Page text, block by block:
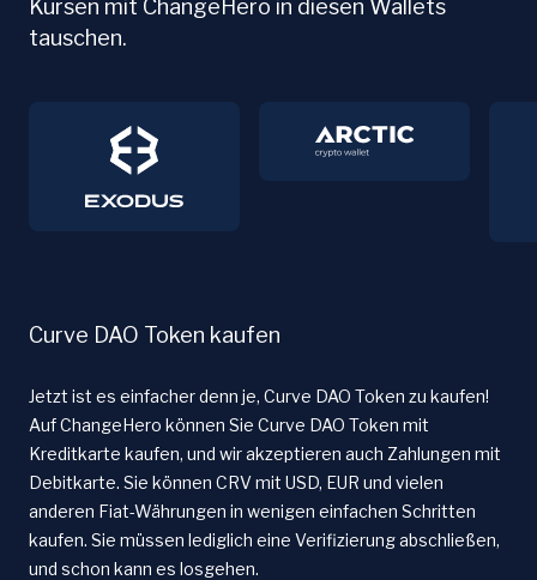
Kursen mit ChangeHero in diesen Wallets
tauschen.
Curve DAO Token kaufen
Jetzt ist es einfacher denn je, Curve DAO Token zu kaufen!
Auf ChangeHero können Sie Curve DAO Token mit
Kreditkarte kaufen, und wir akzeptieren auch Zahlungen mit
Debitkarte. Sie können CRV mit USD, EUR und vielen
anderen Fiat-Währungen in wenigen einfachen Schritten
kaufen. Sie müssen lediglich eine Verifizierung abschließen,
und schon kann es losgehen.